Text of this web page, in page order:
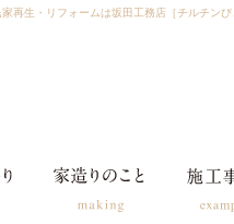
再生・リフォームは坂田工務店［チルチンび